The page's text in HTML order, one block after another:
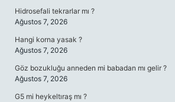
Hidrosefali tekrarlar mı ?
Ağustos 7, 2026
Hangi korna yasak ?
Ağustos 7, 2026
Göz bozukluğu anneden mi babadan mı gelir ?
Ağustos 7, 2026
G5 mi heykeltıraş mı ?